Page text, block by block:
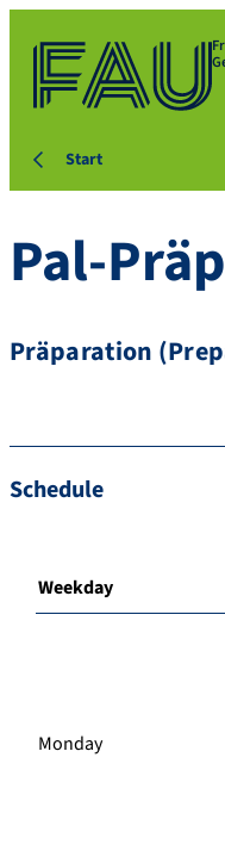
Start
Pal-
Präparation
Schedule
Weekday
Monday